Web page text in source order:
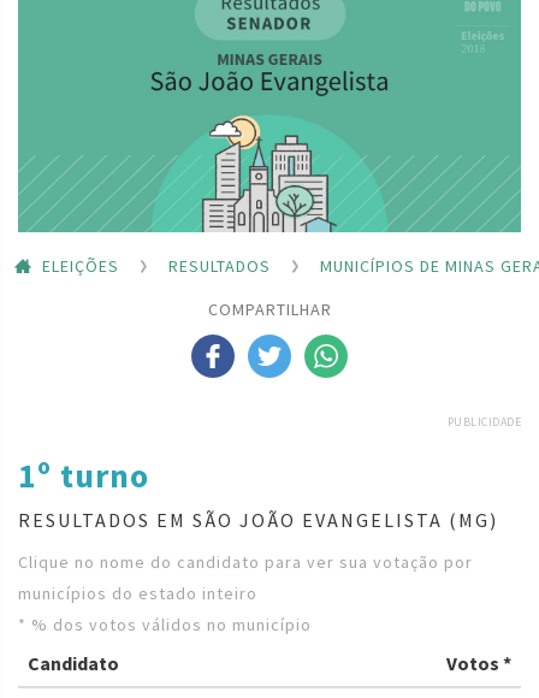
ELEIÇÕES RESULTADOS
MUNICÍPIOS DE MINAS
COMPARTILHAR
PUBLICIDADE
1º turno
RESULTADOS EM SÃO JOÃO EVANGELISTA (MG)
Clique no nome do candidato para ver sua votação por
municípios do estado inteiro
* % dos votos válidos no município
Candidato Votos *